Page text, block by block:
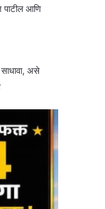
पाटील आणि
असे